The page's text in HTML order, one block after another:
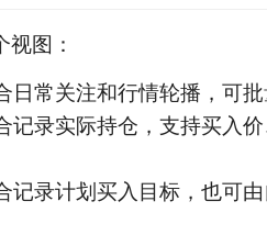
图：
日常关注和行情轮播，可
记录实际持仓，支持买入
记录计划买入目标，也可